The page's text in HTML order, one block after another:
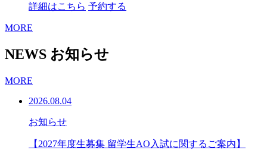
詳細はこちら 予約する
MORE
NEWS お知らせ
MORE
2026.08.04
お知らせ
【2027年度生募集 留学生AO入試に関するご案内】